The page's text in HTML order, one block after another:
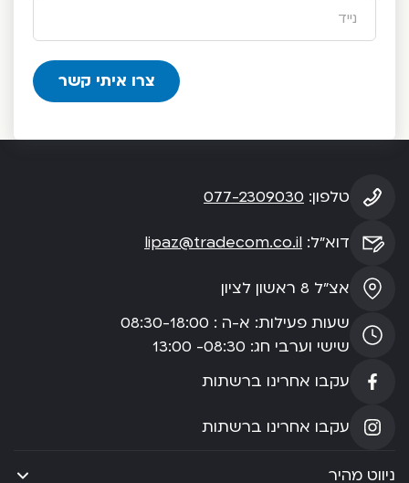
טלפון: 077-2309030
דוא”ל: lipaz@tradecom.co.il
אצ”ל 8 ראשון לציון
שעות פעילות: א-ה : 08:30-18:00
שישי וערבי חג: 08:30- 13:00
עקבו אחרינו ברשתות
עקבו אחרינו ברשתות
ניווט מהיר